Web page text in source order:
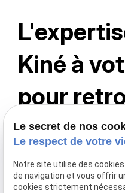
Kiné à
pour
Le secret de nos
Le respect de votre
Notre site utilise des
de navigation et vous offrir
cookies strictement